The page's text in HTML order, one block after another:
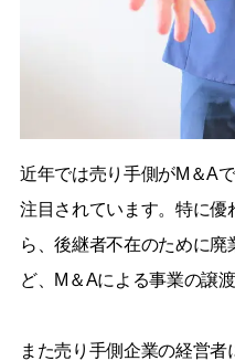
近年では売り手側がM＆A
注目されています。特に
ら、後継者不在のために
ど、M＆Aによる事業の譲
また売り手側企業の経営